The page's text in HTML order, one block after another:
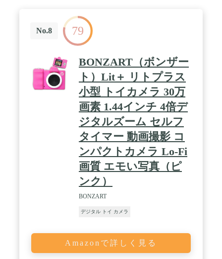
No.8 79
BONZART（ボンザー
ト）Lit＋ リトプラス
小型 トイカメラ 30万
画素 1.44インチ 4倍デ
ジタルズーム セルフ
タイマー 動画撮影 コ
ンパクトカメラ Lo-Fi
画質 エモい写真（ピ
ンク）
BONZART
デジタル トイ カメラ
Amazonで詳しく見る